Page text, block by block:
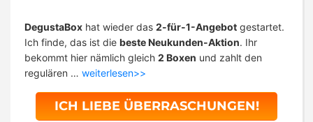
DegustaBox hat wieder das 2-für-1-Angebot gestartet.
Ich finde, das ist die beste Neukunden-Aktion. Ihr
bekommt hier nämlich gleich 2 Boxen und zahlt den
regulären … weiterlesen>>
ICH LIEBE ÜBERRASCHUNGEN!